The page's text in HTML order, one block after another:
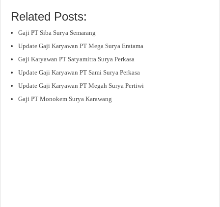
Related Posts:
Gaji PT Siba Surya Semarang
Update Gaji Karyawan PT Mega Surya Eratama
Gaji Karyawan PT Satyamitra Surya Perkasa
Update Gaji Karyawan PT Sami Surya Perkasa
Update Gaji Karyawan PT Megah Surya Pertiwi
Gaji PT Monokem Surya Karawang